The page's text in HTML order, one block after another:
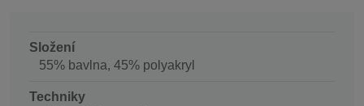
Složení
55% bavlna, 45% polyakryl
Techniky